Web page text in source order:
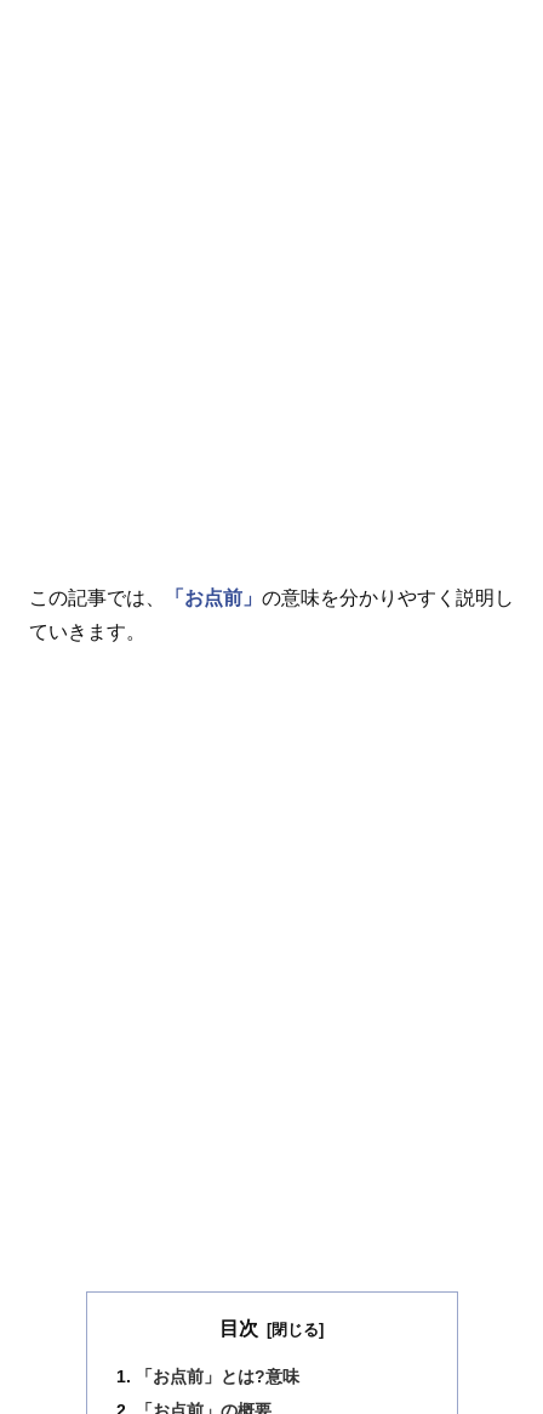
この記事では、 「お点前」 の意味を分かりやすく説明し
ていきます。
目次
「お点前」とは?意味